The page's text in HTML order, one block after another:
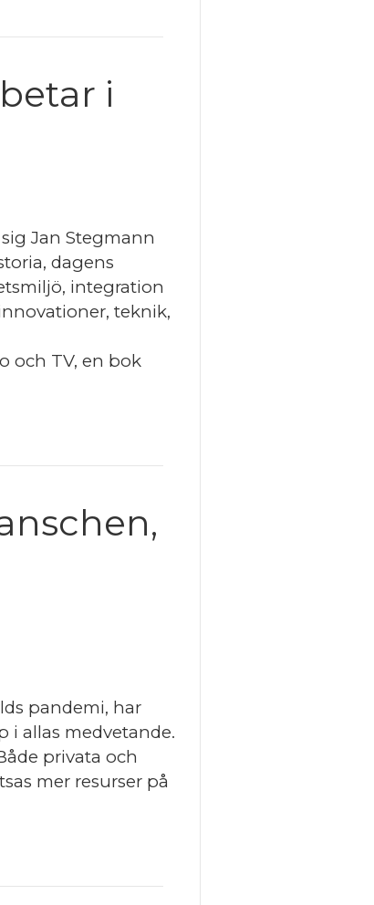
i
Jan Stegmann
dagens
integration
teknik,
och TV, en bok
pandemi, har
i allas medvetande.
privata och
mer resurser på